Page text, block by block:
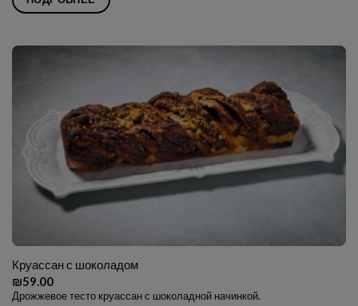
Круассан с шоколадом
₪59.00
Дрожжевое тесто круассан с шоколадной начинкой.